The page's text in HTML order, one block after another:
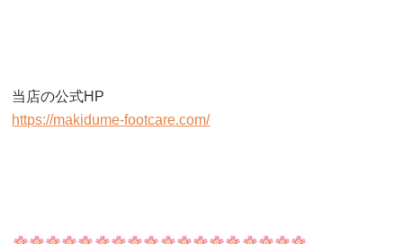
当店の公式HP
https://makidume-footcare.com/